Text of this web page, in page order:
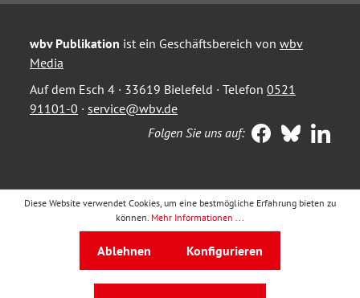
wbv Publikation ist ein Geschäftsbereich von wbv
Media
Auf dem Esch 4 · 33619 Bielefeld · Telefon 0521
91101-0 · service@wbv.de
Folgen Sie uns auf:
Diese Website verwendet Cookies, um eine bestmögliche Erfahrung bieten zu
können. Mehr Informationen ...
Ablehnen Konfigurieren